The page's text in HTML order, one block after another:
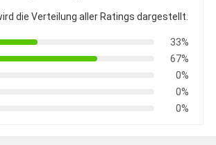
die Verteilung aller Ratings dargestellt.
33%
67%
0%
0%
0%